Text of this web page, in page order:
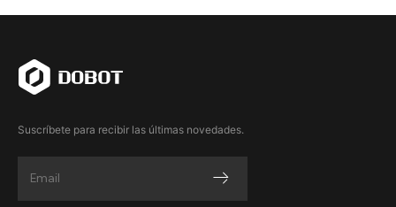
Suscríbete para recibir las últimas novedades.